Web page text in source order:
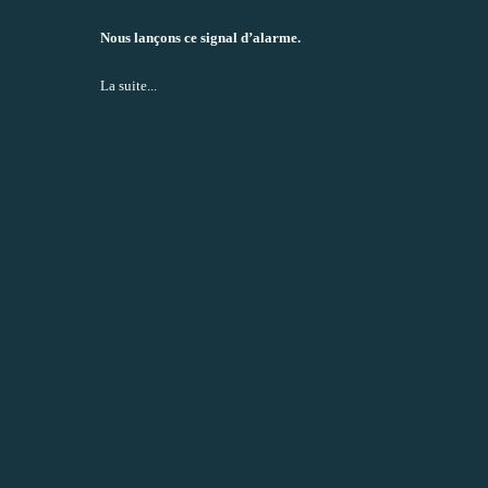
Nous lançons ce signal d’alarme.
La suite...